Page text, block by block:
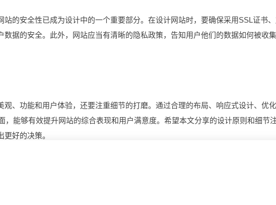
的安全性已成为设计中的一个重要部分。在设计网站时，要确保采用SSL证书
据的安全。此外，网站应当有清晰的隐私政策，告知用户他们的数据如何被收集
、功能和用户体验，还要注重细节的打磨。通过合理的布局、响应式设计、优
，能够有效提升网站的综合表现和用户满意度。希望本文分享的设计原则和细节
好的决策。